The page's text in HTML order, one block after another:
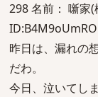
298 名前： 噺家
ID:B4M9oUmRO
昨日は、漏れの
だわ。
今日、泣いてし